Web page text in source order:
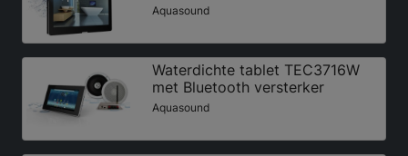
Aquasound
Waterdichte tablet TEC3716W
met Bluetooth versterker
Aquasound